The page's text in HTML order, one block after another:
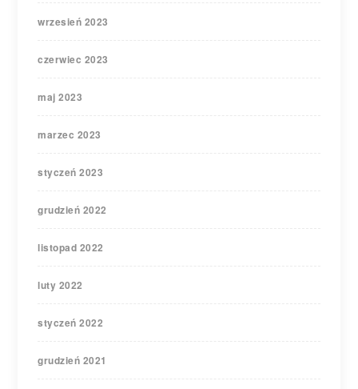
wrzesień 2023
czerwiec 2023
maj 2023
marzec 2023
styczeń 2023
grudzień 2022
listopad 2022
luty 2022
styczeń 2022
grudzień 2021